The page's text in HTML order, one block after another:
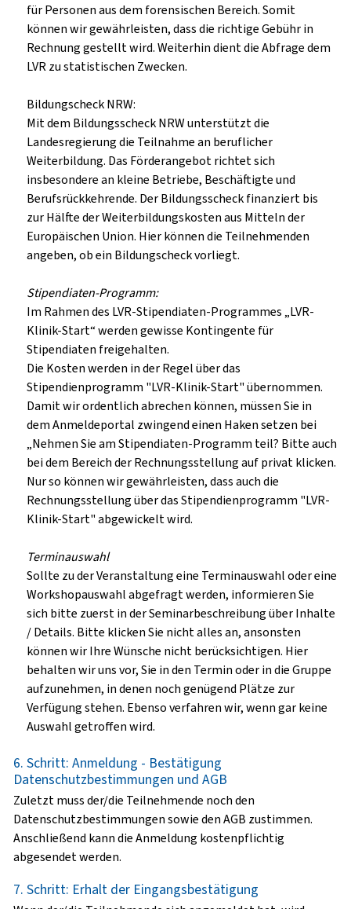
für Personen aus dem forensischen Bereich. Somit
können wir gewährleisten, dass die richtige Gebühr in
Rechnung gestellt wird. Weiterhin dient die Abfrage dem
LVR zu statistischen Zwecken.
Bildungscheck NRW:
Mit dem Bildungsscheck NRW unterstützt die
Landesregierung die Teilnahme an beruflicher
Weiterbildung. Das Förderangebot richtet sich
insbesondere an kleine Betriebe, Beschäftigte und
Berufsrückkehrende. Der Bildungsscheck finanziert bis
zur Hälfte der Weiterbildungskosten aus Mitteln der
Europäischen Union. Hier können die Teilnehmenden
angeben, ob ein Bildungscheck vorliegt.
Stipendiaten-Programm:
Im Rahmen des LVR-Stipendiaten-Programmes „LVR-
Klinik-Start“ werden gewisse Kontingente für
Stipendiaten freigehalten.
Die Kosten werden in der Regel über das
Stipendienprogramm "LVR-Klinik-Start" übernommen.
Damit wir ordentlich abrechen können, müssen Sie in
dem Anmeldeportal zwingend einen Haken setzen bei
„Nehmen Sie am Stipendiaten-Programm teil? Bitte auch
bei dem Bereich der Rechnungsstellung auf privat klicken.
Nur so können wir gewährleisten, dass auch die
Rechnungsstellung über das Stipendienprogramm "LVR-
Klinik-Start" abgewickelt wird.
Terminauswahl
Sollte zu der Veranstaltung eine Terminauswahl oder eine
Workshopauswahl abgefragt werden, informieren Sie
sich bitte zuerst in der Seminarbeschreibung über Inhalte
/ Details. Bitte klicken Sie nicht alles an, ansonsten
können wir Ihre Wünsche nicht berücksichtigen. Hier
behalten wir uns vor, Sie in den Termin oder in die Gruppe
aufzunehmen, in denen noch genügend Plätze zur
Verfügung stehen. Ebenso verfahren wir, wenn gar keine
Auswahl getroffen wird.
6. Schritt: Anmeldung - Bestätigung
Datenschutzbestimmungen und AGB
Zuletzt muss der/die Teilnehmende noch den
Datenschutzbestimmungen sowie den AGB zustimmen.
Anschließend kann die Anmeldung kostenpflichtig
abgesendet werden.
7. Schritt: Erhalt der Eingangsbestätigung